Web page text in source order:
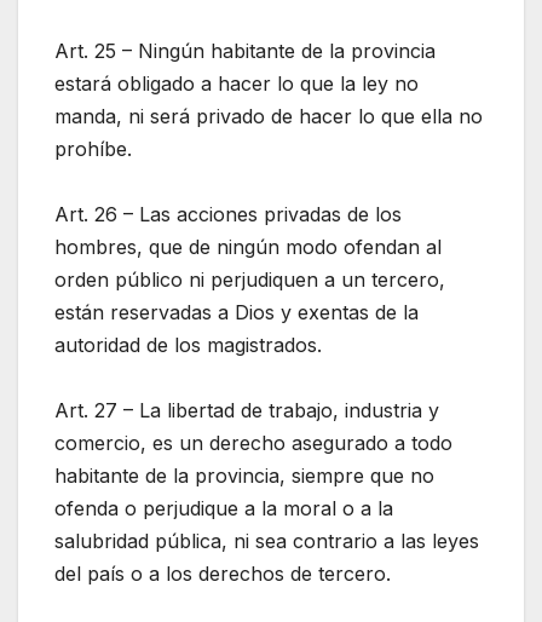
Art. 25 – Ningún habitante de la provincia
estará obligado a hacer lo que la ley no
manda, ni será privado de hacer lo que ella no
prohíbe.
Art. 26 – Las acciones privadas de los
hombres, que de ningún modo ofendan al
orden público ni perjudiquen a un tercero,
están reservadas a Dios y exentas de la
autoridad de los magistrados.
Art. 27 – La libertad de trabajo, industria y
comercio, es un derecho asegurado a todo
habitante de la provincia, siempre que no
ofenda o perjudique a la moral o a la
salubridad pública, ni sea contrario a las leyes
del país o a los derechos de tercero.